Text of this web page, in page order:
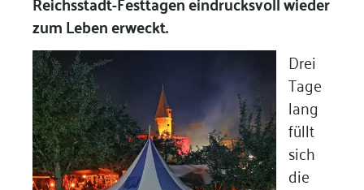
zum Leben erweckt.
Drei
Tage
lang
füllt
sich
die